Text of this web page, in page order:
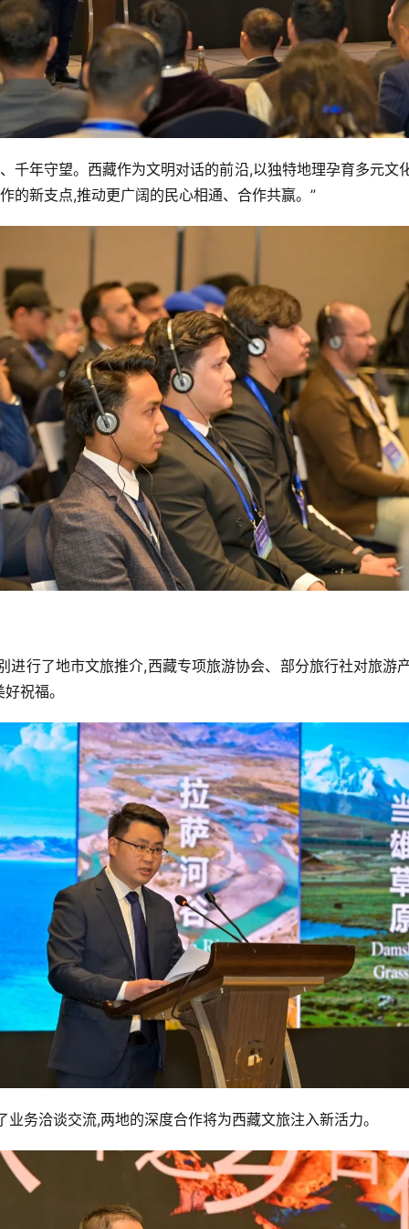
千年守望。西藏作为文明对话的前沿,以独特地理孕育多元
的新支点,推动更广阔的民心相通、合作共赢。”
进行了地市文旅推介,西藏专项旅游协会、部分旅行社对旅游
祝福。
务洽谈交流,两地的深度合作将为西藏文旅注入新活力。